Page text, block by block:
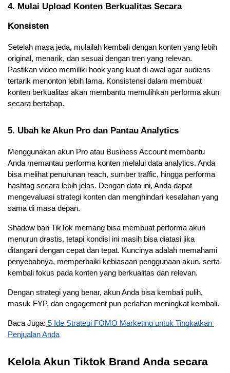
4. Mulai Upload Konten Berkualitas Secara
Konsisten
Setelah masa jeda, mulailah kembali dengan konten yang lebih
original, menarik, dan sesuai dengan tren yang relevan.
Pastikan video memiliki hook yang kuat di awal agar audiens
tertarik menonton lebih lama. Konsistensi dalam membuat
konten berkualitas akan membantu memulihkan performa akun
secara bertahap.
5. Ubah ke Akun Pro dan Pantau Analytics
Menggunakan akun Pro atau Business Account membantu
Anda memantau performa konten melalui data analytics. Anda
bisa melihat penurunan reach, sumber traffic, hingga performa
hashtag secara lebih jelas. Dengan data ini, Anda dapat
mengevaluasi strategi konten dan menghindari kesalahan yang
sama di masa depan.
Shadow ban TikTok memang bisa membuat performa akun
menurun drastis, tetapi kondisi ini masih bisa diatasi jika
ditangani dengan cepat dan tepat. Kuncinya adalah memahami
penyebabnya, memperbaiki kebiasaan penggunaan akun, serta
kembali fokus pada konten yang berkualitas dan relevan.
Dengan strategi yang benar, akun Anda bisa kembali pulih,
masuk FYP, dan engagement pun perlahan meningkat kembali.
Baca Juga: 5 Ide Strategi FOMO Marketing untuk Tingkatkan
Penjualan Anda
Kelola Akun Tiktok Brand Anda secara